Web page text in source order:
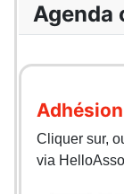
Agenda
Cliquer sur,
via HelloAsso